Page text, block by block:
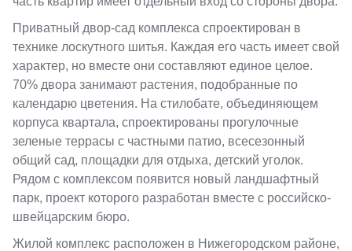
Приватный двор-сад комплекса спроектирован в
технике лоскутного шитья. Каждая его часть имеет свой
характер, но вместе они составляют единое целое.
70% двора занимают растения, подобранные по
календарю цветения. На стилобате, объединяющем
корпуса квартала, спроектированы прогулочные
зеленые террасы с частными патио, всесезонный
общий сад, площадки для отдыха, детский уголок.
Рядом с комплексом появится новый ландшафтный
парк, проект которого разработан вместе с российско-
швейцарским бюро.
Жилой комплекс расположен в Нижегородском районе,